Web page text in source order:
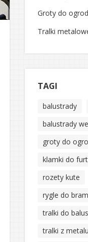
Groty do
Tralki
TAGI
balustrady
balustrady
groty do
klamki do
rozety kute
rygle do bram
tralki do
tralki z metalu